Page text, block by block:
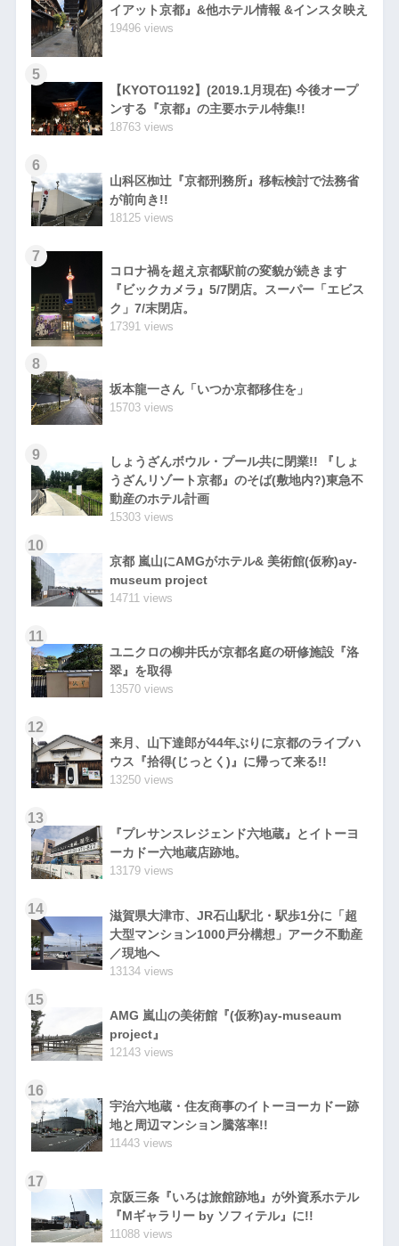
イアット京都』&他ホテル情報 &インスタ映え
19496 views
5
【KYOTO1192】(2019.1月現在) 今後オープ
ンする『京都』の主要ホテル特集!!
18763 views
6
山科区椥辻『京都刑務所』移転検討で法務省
が前向き!!
18125 views
7
コロナ禍を超え京都駅前の変貌が続きます
『ビックカメラ』5/7閉店。スーパー「エビス
ク」7/末閉店。
17391 views
8
坂本龍一さん「いつか京都移住を」
15703 views
9
しょうざんボウル・プール共に閉業!! 『しょ
うざんリゾート京都』のそば(敷地内?)東急不
動産のホテル計画
15303 views
10
京都 嵐山にAMGがホテル& 美術館(仮称)ay-
museum project
14711 views
11
ユニクロの柳井氏が京都名庭の研修施設『洛
翠』を取得
13570 views
12
来月、山下達郎が44年ぶりに京都のライブハ
ウス『拾得(じっとく)』に帰って来る!!
13250 views
13
『プレサンスレジェンド六地蔵』とイトーヨ
ーカドー六地蔵店跡地。
13179 views
14
滋賀県大津市、JR石山駅北・駅歩1分に「超
大型マンション1000戸分構想」アーク不動産
／現地へ
13134 views
15
AMG 嵐山の美術館『(仮称)ay-museaum
project』
12143 views
16
宇治六地蔵・住友商事のイトーヨーカドー跡
地と周辺マンション騰落率!!
11443 views
17
京阪三条『いろは旅館跡地』が外資系ホテル
『Mギャラリー by ソフィテル』に!!
11088 views